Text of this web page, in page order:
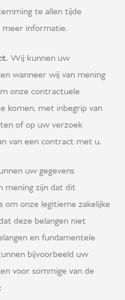
te allen tijde
informatie.
Wij kunnen uw
wanneer wij van mening
onze contractuele
komen, met inbegrip van
of op uw verzoek
van een contract met u.
uw gegevens
mening zijn dat dit
om onze legitieme zakelijke
deze belangen niet
en fundamentele
bijvoorbeeld uw
voor sommige van de